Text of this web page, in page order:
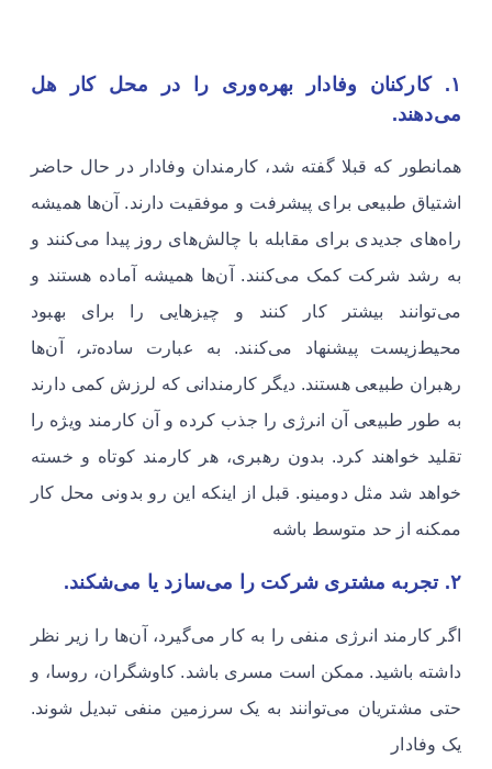
۱. کارکنان وفادار بهره‌وری را در محل کار هل
می‌دهند.
​​​​​همانطور که قبلا گفته شد، کارمندان وفادار در حال حاضر
اشتیاق طبیعی برای پیشرفت و موفقیت دارند. آن‌ها همیشه
راه‌های جدیدی برای مقابله با چالش‌های روز پیدا می‌کنند و
به رشد شرکت کمک می‌کنند. آن‌ها همیشه آماده هستند و
می‌توانند بیشتر کار کنند و چیزهایی را برای بهبود
محیط‌زیست پیشنهاد می‌کنند. به عبارت ساده‌تر، آن‌ها
رهبران طبیعی هستند. دیگر کارمندانی که لرزش کمی دارند
به طور طبیعی آن انرژی را جذب کرده و آن کارمند ویژه را
تقلید خواهند کرد. بدون رهبری، هر کارمند کوتاه و خسته
خواهد شد مثل دومینو. قبل از اینکه این رو بدونی محل کار
ممکنه از حد متوسط باشه
۲. تجربه مشتری شرکت را می‌سازد یا می‌شکند.
​​​​​​​​اگر کارمند انرژی منفی را به کار می‌گیرد، آن‌ها را زیر نظر
داشته باشید. ممکن است مسری باشد. کاوشگران، روسا، و
حتی مشتریان می‌توانند به یک سرزمین منفی تبدیل شوند.
یک وفادار